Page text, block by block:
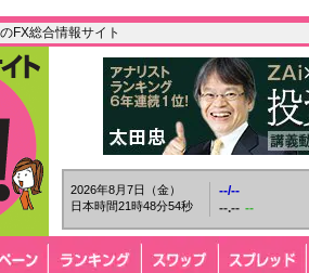
FX総合情報サイト
2026年8月7日（金）
日本時間21時48分55秒
--/--
--.-- --